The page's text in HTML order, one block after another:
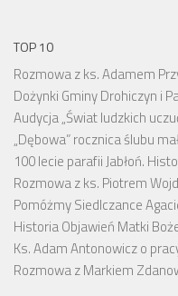
TOP 10
Rozmowa z ks. Adamem
Dożynki Gminy Drohiczyn i
Audycja „Świat ludzkich
„Dębowa” rocznica ślubu
100 lecie parafii Jabłoń.
Rozmowa z ks. Piotrem
Pomóżmy Siedlczance
Historia Objawień Matki
Ks. Adam Antonowicz o
Rozmowa z Markiem